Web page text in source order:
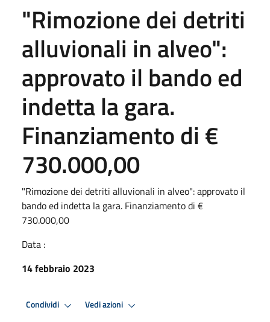
"Rimozione dei detriti
alluvionali in alveo":
approvato il bando ed
indetta la gara.
Finanziamento di €
730.000,00
"Rimozione dei detriti alluvionali in alveo": approvato il
bando ed indetta la gara. Finanziamento di €
730.000,00
Data :
14 febbraio 2023
Condividi Vedi azioni